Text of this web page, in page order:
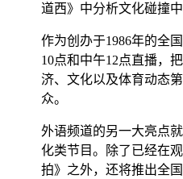
道西》中分析文化碰撞
作为创办于1986年的全
10点和中午12点直播，
济、文化以及体育动态
众。
外语频道的另一大亮点
化类节目。除了已经在
拍》之外，还将推出全